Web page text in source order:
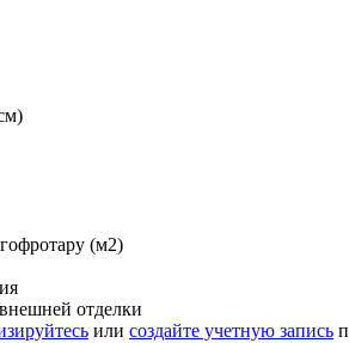
(м2)
отделки
или создайте учетную запись